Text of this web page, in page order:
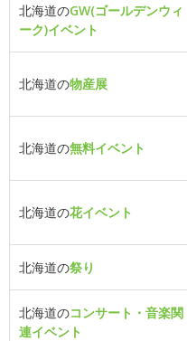
北海道のGW(ゴールデンウィ
ーク)イベント
北海道の物産展
北海道の無料イベント
北海道の花イベント
北海道の祭り
北海道のコンサート・音楽関
連イベント